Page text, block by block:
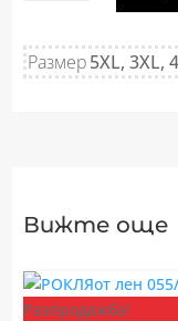
в
цвят
Размер5XL, 3XL,
Вижте още
Разпродажба!